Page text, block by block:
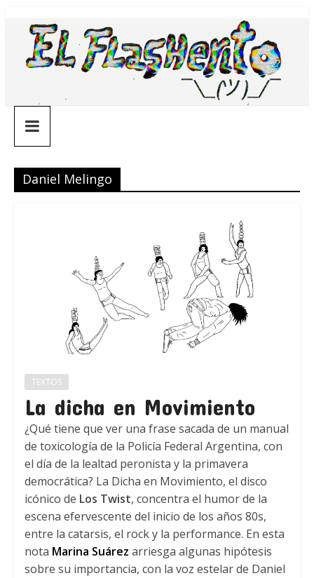
contenido
¯\_(ツ)_/
¯
Daniel Melingo
TEXTOS
La dicha en Movimiento
¿Qué tiene que ver una frase sacada de un manual
de toxicología de la Policía Federal Argentina, con
el día de la lealtad peronista y la primavera
democrática? La Dicha en Movimiento, el disco
icónico de Los Twist, concentra el humor de la
escena efervescente del inicio de los años 80s,
entre la catarsis, el rock y la performance. En esta
nota Marina Suárez arriesga algunas hipótesis
sobre su importancia, con la voz estelar de Daniel